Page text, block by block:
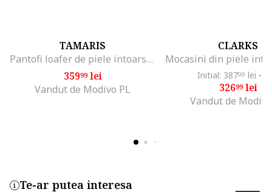
TAMARIS
Pantofi loafer de piele intoarsa, Bej deschis
35999lei
Vandut de Modivo PL
CLARKS
Initial: 38799 lei -
32699lei
Vandut de
Te-ar putea interesa